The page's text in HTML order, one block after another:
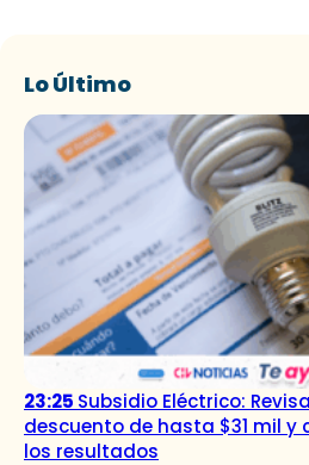
Lo Último
23:25 Subsidio Eléctrico:
descuento de hasta $31 mil y
los resultados